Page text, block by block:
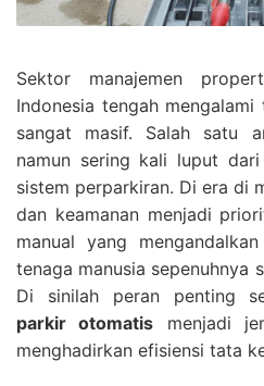
Sektor manajemen
Indonesia tengah
sangat masif. Salah satu
namun sering kali luput
sistem perparkiran. Di era di
dan keamanan menjadi
manual yang
tenaga manusia sepenuhnya
Di sinilah peran penting
parkir otomatis menjadi
menghadirkan efisiensi tata